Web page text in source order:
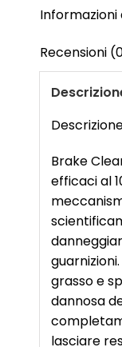
Informazioni
Recensioni
Brake
efficaci al
grasso e
dannosa
lasciare